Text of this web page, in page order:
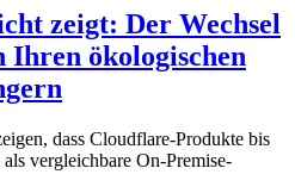
zeigt: Der Wechsel
ökologischen
dass Cloudflare-Produkte bis
vergleichbare On-Premise-